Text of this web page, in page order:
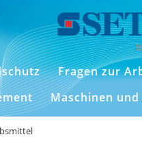
Fragen zur
Maschinen und